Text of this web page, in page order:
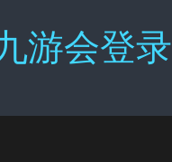
游会登录